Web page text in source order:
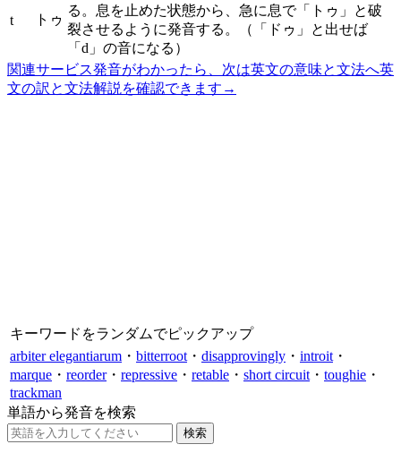
t トゥ
る。息を止めた状態から、急に息で「トゥ」と破
裂させるように発音する。（「ドゥ」と出せば
「d」の音になる）
関連サービス発音がわかったら、次は英文の意味と文法へ英
文の訳と文法解説を確認できます →
キーワードをランダムでピックアップ
arbiter elegantiarum ・ bitterroot ・ disapprovingly ・ introit ・
marque ・ reorder・ repressive ・ retable ・ short circuit ・ toughie ・
trackman
単語から発音を検索